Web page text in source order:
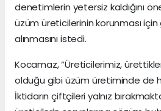
denetimlerin yetersiz kaldığını
üzüm üreticilerinin korunması
alınmasını istedi.
Kocamaz, “Üreticilerimiz,
olduğu gibi üzüm üretiminde de
İktidarın çiftçileri yalnız